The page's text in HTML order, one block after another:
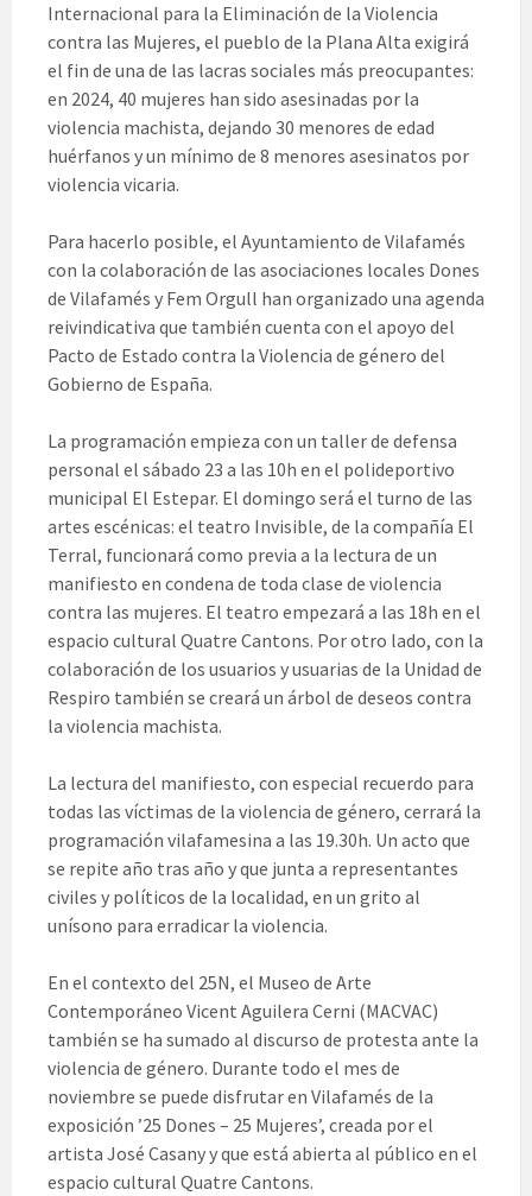
Internacional para la Eliminación de la Violencia
contra las Mujeres, el pueblo de la Plana Alta exigirá
el fin de una de las lacras sociales más preocupantes:
en 2024, 40 mujeres han sido asesinadas por la
violencia machista, dejando 30 menores de edad
huérfanos y un mínimo de 8 menores asesinatos por
violencia vicaria.
Para hacerlo posible, el Ayuntamiento de Vilafamés
con la colaboración de las asociaciones locales Dones
de Vilafamés y Fem Orgull han organizado una agenda
reivindicativa que también cuenta con el apoyo del
Pacto de Estado contra la Violencia de género del
Gobierno de España.
La programación empieza con un taller de defensa
personal el sábado 23 a las 10h en el polideportivo
municipal El Estepar. El domingo será el turno de las
artes escénicas: el teatro Invisible, de la compañía El
Terral, funcionará como previa a la lectura de un
manifiesto en condena de toda clase de violencia
contra las mujeres. El teatro empezará a las 18h en el
espacio cultural Quatre Cantons. Por otro lado, con la
colaboración de los usuarios y usuarias de la Unidad de
Respiro también se creará un árbol de deseos contra
la violencia machista.
La lectura del manifiesto, con especial recuerdo para
todas las víctimas de la violencia de género, cerrará la
programación vilafamesina a las 19.30h. Un acto que
se repite año tras año y que junta a representantes
civiles y políticos de la localidad, en un grito al
unísono para erradicar la violencia.
En el contexto del 25N, el Museo de Arte
Contemporáneo Vicent Aguilera Cerni (MACVAC)
también se ha sumado al discurso de protesta ante la
violencia de género. Durante todo el mes de
noviembre se puede disfrutar en Vilafamés de la
exposición ’25 Dones – 25 Mujeres’, creada por el
artista José Casany y que está abierta al público en el
espacio cultural Quatre Cantons.